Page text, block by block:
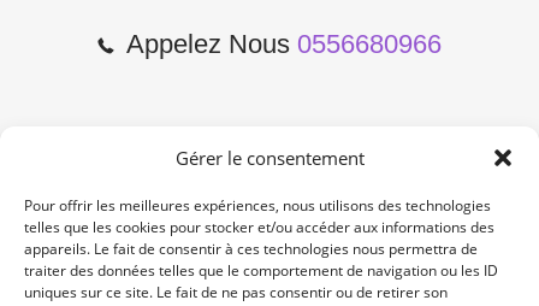
Gérer le consentement
Pour offrir les meilleures expériences, nous utilisons des technologies
telles que les cookies pour stocker et/ou accéder aux informations des
appareils. Le fait de consentir à ces technologies nous permettra de
traiter des données telles que le comportement de navigation ou les ID
uniques sur ce site. Le fait de ne pas consentir ou de retirer son
Appelez Nous 0556680966
2 Cours de l'Yser 33800
Bordeaux
Lun-Samedi: 10:00 -19:00
Non Stop